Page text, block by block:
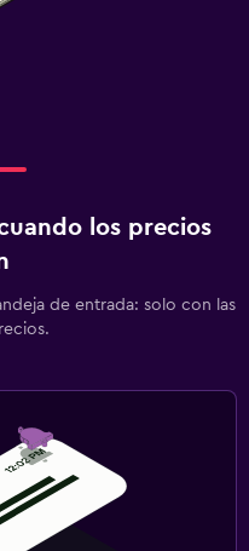
los precios
de entrada: solo con las